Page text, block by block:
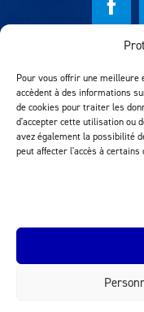
Pour vous offrir une
accèdent à des informations
de cookies pour traiter les
d'accepter cette utilisation ou
avez également la possibilité
peut affecter l'accès à
©